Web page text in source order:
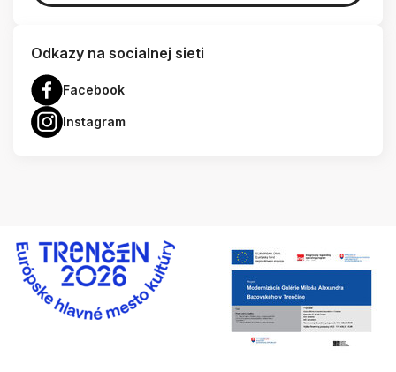
Odkazy na socialnej sieti
Facebook
Instagram